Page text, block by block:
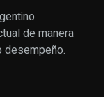
de manera
desempeño.